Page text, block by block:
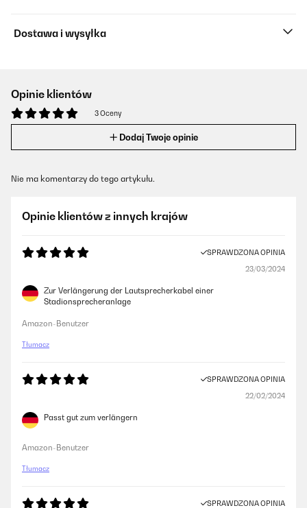
Dostawa i wysyłka
Opinie klientów
3 Oceny
Dodaj Twoje opinie
Nie ma komentarzy do tego artykułu.
Opinie klientów z innych krajów
SPRAWDZONA OPINIA
23/03/2024
Zur Verlängerung der Lautsprecherkabel einer
Stadionsprecheranlage
Amazon-Benutzer
Tłumacz
SPRAWDZONA OPINIA
22/02/2024
Passt gut zum verlängern
Amazon-Benutzer
Tłumacz
SPRAWDZONA OPINIA